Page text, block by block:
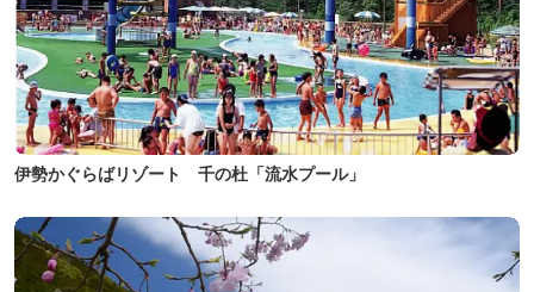
伊勢かぐらばリゾート 千の杜「流水プール」